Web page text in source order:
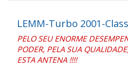
LEMM-Turbo 2001-
PELO SEU ENORME
PODER, PELA SUA
ESTA ANTENA !!!!